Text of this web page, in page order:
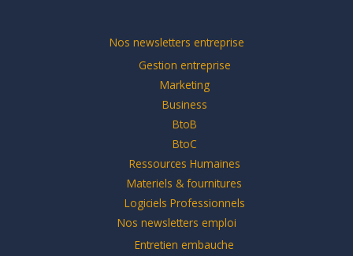
Nos newsletters entreprise
Gestion entreprise
Marketing
Business
BtoB
BtoC
Ressources Humaines
Materiels & fournitures
Logiciels Professionnels
Nos newsletters emploi
Entretien embauche